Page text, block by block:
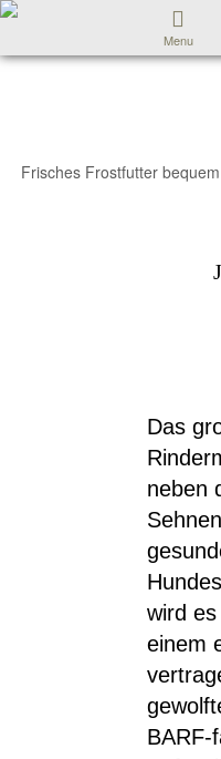
Menu
Frisches Frostfutter
Das
neben
wird
einem
BARF-